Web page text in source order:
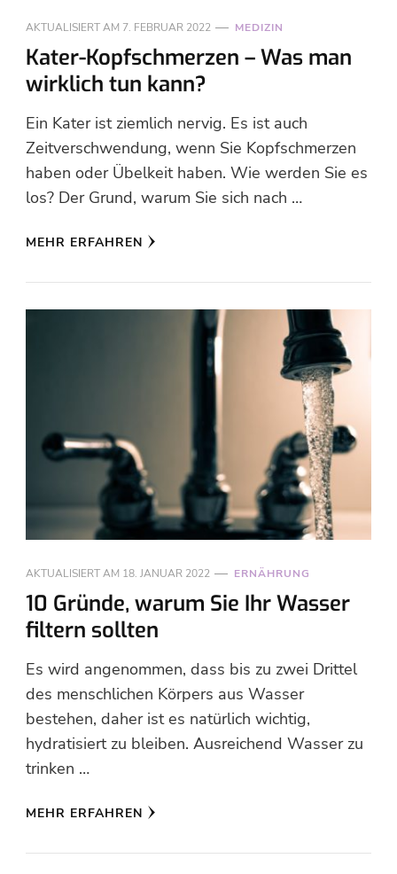
AKTUALISIERT AM 7. FEBRUAR 2022 MEDIZIN
Kater-Kopfschmerzen – Was man
wirklich tun kann?
Ein Kater ist ziemlich nervig. Es ist auch
Zeitverschwendung, wenn Sie Kopfschmerzen
haben oder Übelkeit haben. Wie werden Sie es
los? Der Grund, warum Sie sich nach …
MEHR ERFAHREN
AKTUALISIERT AM 18. JANUAR 2022 ERNÄHRUNG
10 Gründe, warum Sie Ihr Wasser
filtern sollten
Es wird angenommen, dass bis zu zwei Drittel
des menschlichen Körpers aus Wasser
bestehen, daher ist es natürlich wichtig,
hydratisiert zu bleiben. Ausreichend Wasser zu
trinken …
MEHR ERFAHREN